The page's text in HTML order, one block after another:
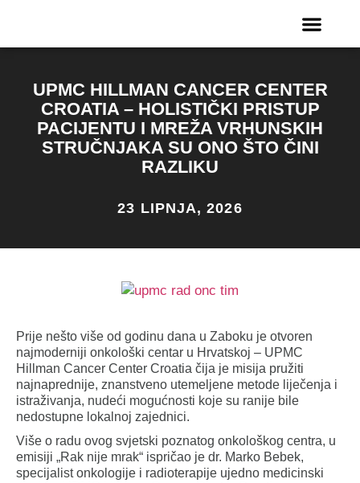
UPMC HILLMAN CANCER CENTER
CROATIA – HOLISTIČKI PRISTUP
PACIJENTU I MREŽA VRHUNSKIH
STRUČNJAKA SU ONO ŠTO ČINI
RAZLIKU
23 LIPNJA, 2026
Prije nešto više od godinu dana u Zaboku je otvoren
najmoderniji onkološki centar u Hrvatskoj – UPMC
Hillman Cancer Center Croatia čija je misija pružiti
najnaprednije, znanstveno utemeljene metode liječenja i
istraživanja, nudeći mogućnosti koje su ranije bile
nedostupne lokalnoj zajednici.
Više o radu ovog svjetski poznatog onkološkog centra, u
emisiji „Rak nije mrak“ ispričao je dr. Marko Bebek,
specijalist onkologije i radioterapije ujedno medicinski